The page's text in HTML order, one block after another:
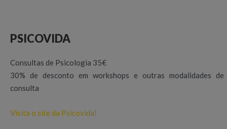
PSICOVIDA
Consultas de Psicologia 35€
30% de desconto em workshops e outras modalidades de
consulta
Visita o site da Psicovida!